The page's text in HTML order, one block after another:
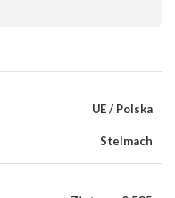
UE / Polska
Stelmach